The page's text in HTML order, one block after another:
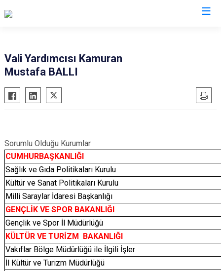
Vali Yardımcısı Kamuran
Mustafa BALLI
Sorumlu Olduğu Kurumlar
CUMHURBAŞKANLIĞI
Sağlık ve Gıda Politikaları Kurulu
Kültür ve Sanat Politikaları Kurulu
Milli Saraylar İdaresi Başkanlığı
GENÇLİK VE SPOR BAKANLIĞI
Gençlik ve Spor İl Müdürlüğü
KÜLTÜR VE TURİZM BAKANLIĞI
Vakıflar Bölge Müdürlüğü ile İlgili İşler
İl Kültür ve Turizm Müdürlüğü